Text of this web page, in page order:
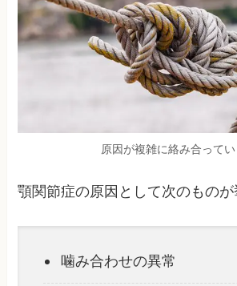
原因が複雑に絡み合って
顎関節症の原因として次のものが
噛み合わせの異常